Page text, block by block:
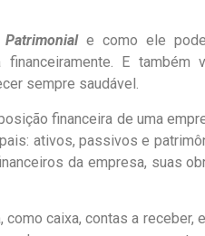
Patrimonial e como ele
E também
sempre saudável.
financeira de uma
ativos, passivos e
da empresa, suas
caixa, contas a receber,